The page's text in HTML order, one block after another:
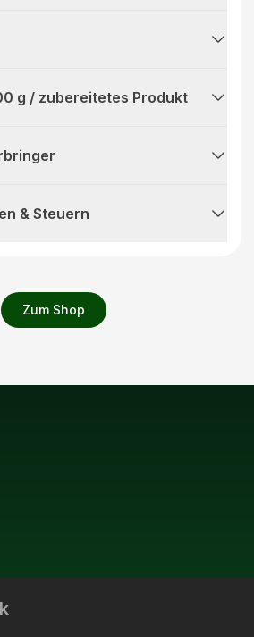
Zum Shop
g / zubereitetes Produkt
& Steuern